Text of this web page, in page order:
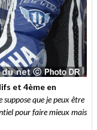
et 4ème en
que je peux être
pour faire mieux mais